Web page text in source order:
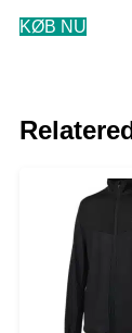
KØB NU